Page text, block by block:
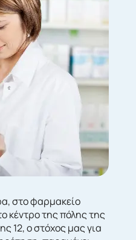
στο φαρμακείο
κέντρο της πόλης της
12, ο στόχος μας για